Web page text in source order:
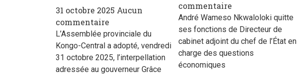
31 octobre 2025 Aucun
commentaire
L’Assemblée provinciale du
Kongo-Central a adopté, vendredi
31 octobre 2025, l’interpellation
adressée au gouverneur Grâce
commentaire
André Wameso Nkwaloloki quitte
ses fonctions de Directeur de
cabinet adjoint du chef de l’État en
charge des questions
économiques